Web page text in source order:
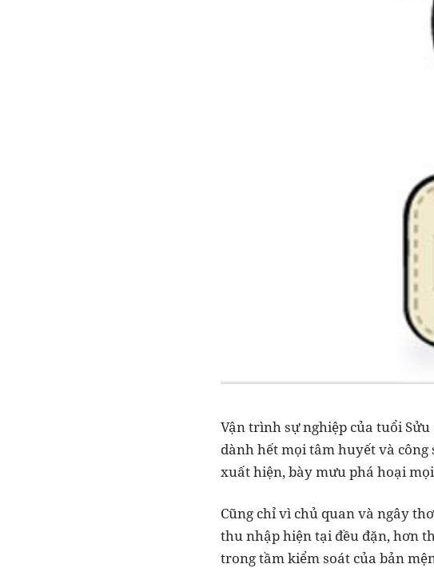
Vận trình sự nghiệp của tuổi
dành hết mọi tâm huyết và
xuất hiện, bày mưu phá hoại
Cũng chỉ vì chủ quan và ngây
thu nhập hiện tại đều đặn, hơn
trong tầm kiểm soát của bản